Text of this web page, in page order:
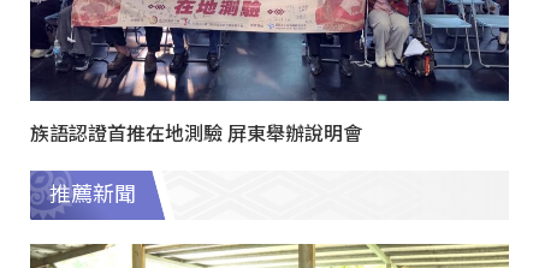
族語認證首推在地測驗 屏東舉辦說明會
推薦新聞